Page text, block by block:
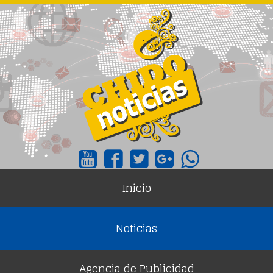
Inicio
Noticias
Agencia de Publicidad